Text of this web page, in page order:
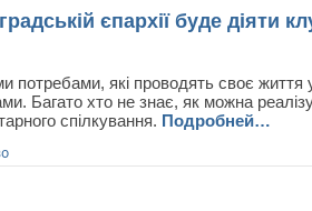
єпархії буде діяти
які проводять своє життя
Багато хто не знає, як можна
спілкування. Подробней…